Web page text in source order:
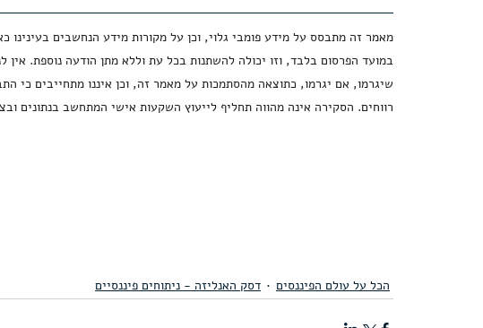
מאמר זה מתבסס על מידע פומבי גלוי, וכן על מקורות מידע הנחשבים
במועד הפרסום בלבד, וזו יכולה להשתנות בכל עת וללא מתן הודעה נוספת.
שיגרמו, אם יגרמו, כתוצאה מהסתמכות על מאמר זה, וכן איננו מתחייבים כי
רווחים. הסקירה אינה מהווה תחליף לייעוץ השקעות אישי המתחשב בנתונים
הכל על עולם הפיננסים דסק האנליזה - ניתוחים פיננסיים